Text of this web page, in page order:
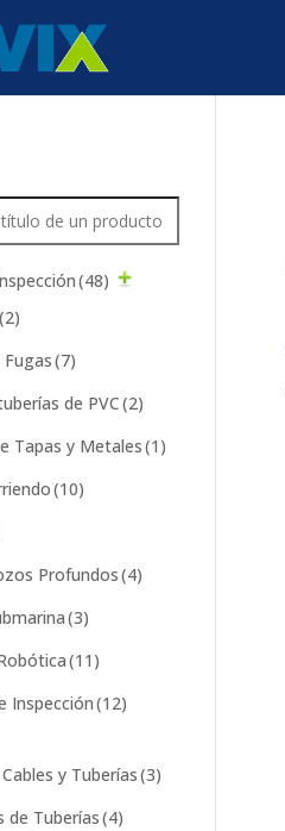
(48)
(2)
(7)
de PVC(2)
Tapas y Metales(1)
(10)
Profundos(4)
(3)
(11)
Inspección(12)
y Tuberías(3)
de Tuberías(4)